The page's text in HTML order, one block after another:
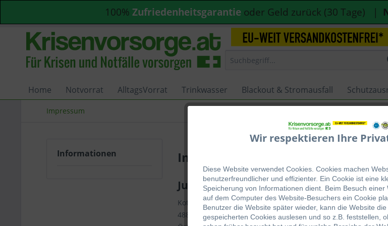
100% Zufriedenheitsgarantie oder Geld zurück (30 Tage) |
Home Notvorrat AlltagsVorrat Trinkwasser Blackout & Stromausfall
Wir respektieren Ihre
Diese Website verwendet Cookies. Cookies machen
benutzerfreundlicher und effizienter. Ein Cookie ist eine
Speicherung von Informationen dient. Beim Besuch einer
auf dem Computer des Website-Besuchers ein Cookie
Benutzer die Website später wieder, kann die Website
gespeicherten Cookies auslesen und so z.B. feststellen,
Impressum
Informationen Impressum
Jungwirth Handels GmbH
Kottulinskystraße 7
4880 St. Georgen im Attergau